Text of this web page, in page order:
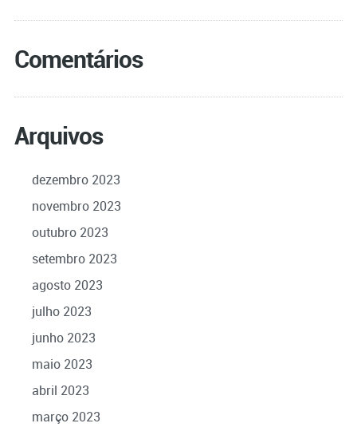
Comentários
Arquivos
dezembro 2023
novembro 2023
outubro 2023
setembro 2023
agosto 2023
julho 2023
junho 2023
maio 2023
abril 2023
março 2023